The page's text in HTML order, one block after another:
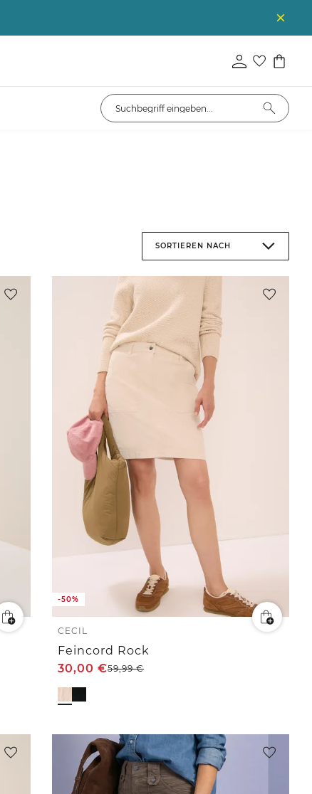
SORTIEREN NACH
-50%
CECIL
Feincord Rock
30,00€59,99€